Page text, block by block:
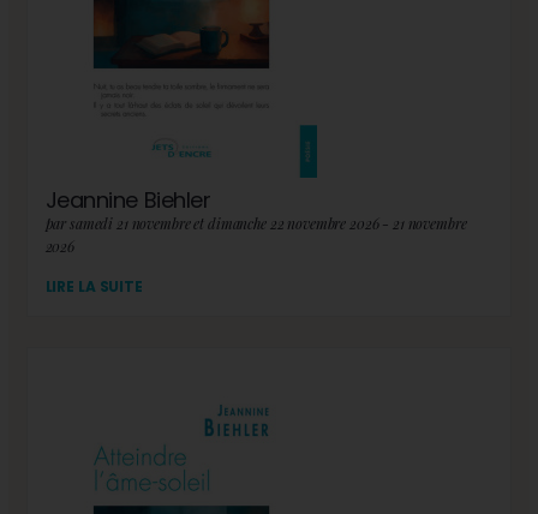
Jeannine Biehler
par samedi 21 novembre et dimanche 22 novembre 2026 - 21 novembre
2026
LIRE LA SUITE